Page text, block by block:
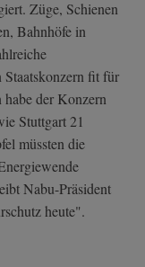
Züge, Schienen
Bahnhöfe in
fit für
habe der Konzern
Stuttgart 21
müssten die
Nabu-Präsident
heute".